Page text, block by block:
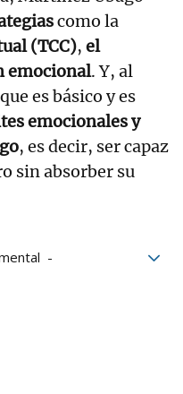
como la
(TCC), el
emocional. Y, al
es básico y es
emocionales y
, es decir, ser capaz
sin absorber su